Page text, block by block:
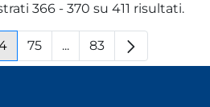
366 - 370 su 411 risultati.
Pagina
75 ...Pagine intermedie
Pagina
83